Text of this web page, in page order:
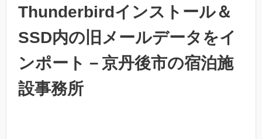
Thunderbirdインストール＆
SSD内の旧メールデータをイ
ンポート－京丹後市の宿泊施
設事務所